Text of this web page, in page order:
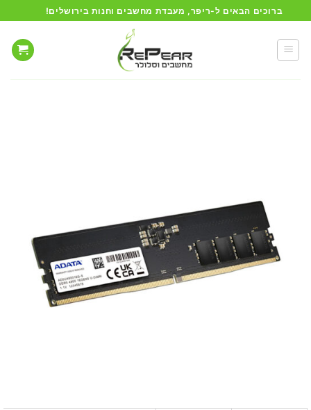
to
content
ברוכים הבאים ל-ריפר, מעבדת מחשבים וחנות בירושלים!